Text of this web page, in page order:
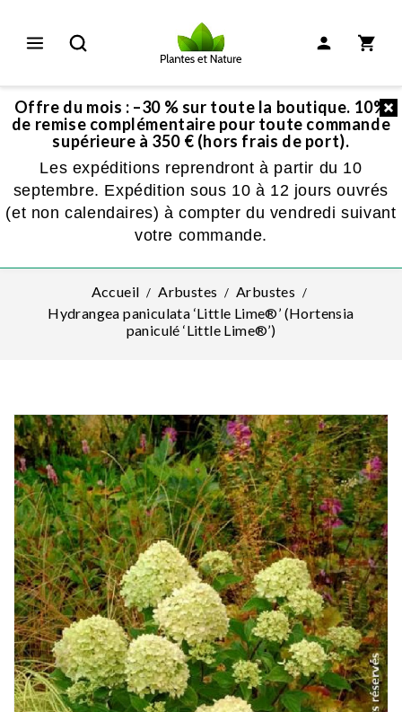
Offre du mois : –30 % sur toute la boutique. 10%
de remise complémentaire pour toute commande
supérieure à 350 € (hors frais de port).
Les expéditions reprendront à partir du 10
septembre. Expédition sous 10 à 12 jours ouvrés
(et non calendaires) à compter du vendredi suivant
votre commande.
Accueil Arbustes
Arbustes
Hydrangea paniculata ‘Little Lime®’ (Hortensia
paniculé ‘Little Lime®’)